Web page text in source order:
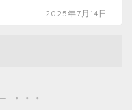
2025年7月14日